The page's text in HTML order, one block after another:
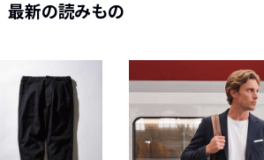
最新の読みもの